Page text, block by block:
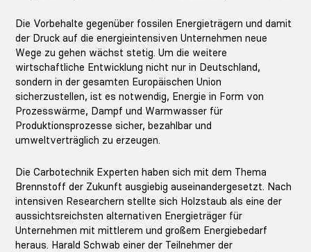
Die Vorbehalte gegenüber fossilen Energieträgern und damit
der Druck auf die energieintensiven Unternehmen neue
Wege zu gehen wächst stetig. Um die weitere
wirtschaftliche Entwicklung nicht nur in Deutschland,
sondern in der gesamten Europäischen Union
sicherzustellen, ist es notwendig, Energie in Form von
Prozesswärme, Dampf und Warmwasser für
Produktionsprozesse sicher, bezahlbar und
umweltverträglich zu erzeugen.
Die Carbotechnik Experten haben sich mit dem Thema
Brennstoff der Zukunft ausgiebig auseinandergesetzt. Nach
intensiven Researchern stellte sich Holzstaub als eine der
aussichtsreichsten alternativen Energieträger für
Unternehmen mit mittlerem und großem Energiebedarf
heraus. Harald Schwab einer der Teilnehmer der